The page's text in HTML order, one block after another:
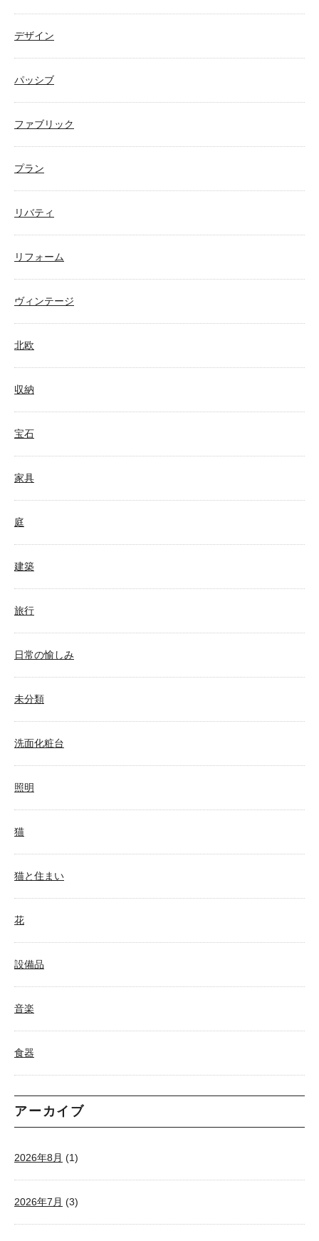
デザイン
パッシブ
ファブリック
プラン
リバティ
リフォーム
ヴィンテージ
北欧
収納
宝石
家具
庭
建築
旅行
日常の愉しみ
未分類
洗面化粧台
照明
猫
猫と住まい
花
設備品
音楽
食器
アーカイブ
2026年8月 (1)
2026年7月 (3)